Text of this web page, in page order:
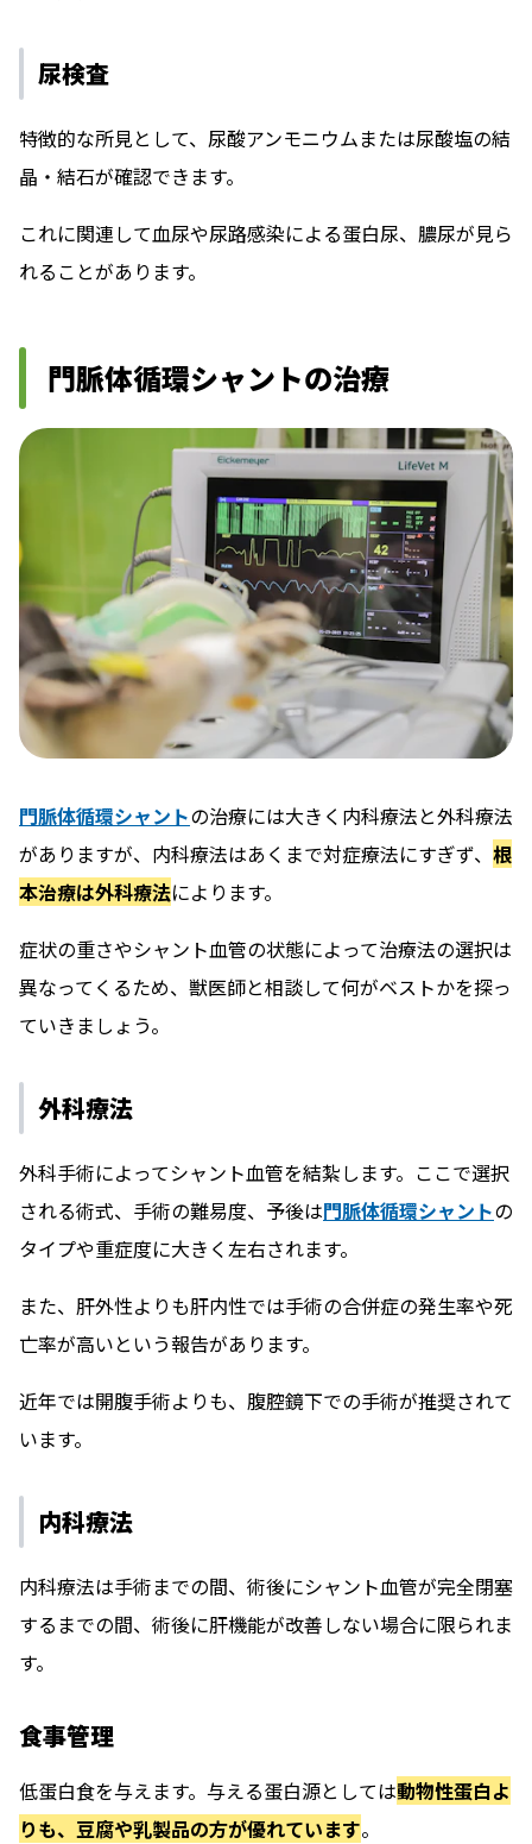
尿検査
特徴的な所見として、尿酸アンモニウムまたは尿酸塩の結
晶・結石が確認できます。
これに関連して血尿や尿路感染による蛋白尿、膿尿が見ら
れることがあります。
門脈体循環シャントの治療
門脈体循環シャントの治療には大きく内科療法と外科療法
がありますが、内科療法はあくまで対症療法にすぎず、 根
本治療は外科療法によります。
症状の重さやシャント血管の状態によって治療法の選択は
異なってくるため、獣医師と相談して何がベストかを探っ
ていきましょう。
外科療法
外科手術によってシャント血管を結紮します。ここで選択
される術式、手術の難易度、予後は門脈体循環シャントの
タイプや重症度に大きく左右されます。
また、肝外性よりも肝内性では手術の合併症の発生率や死
亡率が高いという報告があります。
近年では開腹手術よりも、腹腔鏡下での手術が推奨されて
います。
内科療法
内科療法は手術までの間、術後にシャント血管が完全閉塞
するまでの間、術後に肝機能が改善しない場合に限られま
す。
食事管理
低蛋白食を与えます。与える蛋白源としては動物性蛋白よ
りも、豆腐や乳製品の方が優れています。